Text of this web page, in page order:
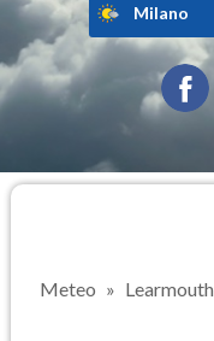
Milano
Meteo Learmouth